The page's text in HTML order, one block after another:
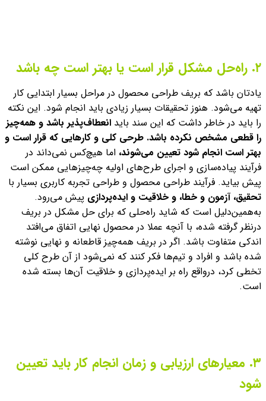
۲. راه‌حل مشکل قرار است یا بهتر است چه باشد
یادتان باشد که بریف طراحی محصول در مراحل بسیار ابتدایی کار
تهیه می‌شود. هنوز تحقیقات بسیار زیادی باید انجام شود. این نکته
را باید در خاطر داشت که این سند باید انعطاف‌پذیر باشد و همه‌چیز
را قطعی مشخص نکرده باشد. طرحی کلی و کارهایی که قرار است و
بهتر است انجام شود تعیین می‌شوند، اما هیچ‌کس نمی‌داند در
فرآیند پیاده‌سازی و اجرای طرح‌های اولیه چه‌چیزهایی ممکن است
پیش بیاید. فرآیند طراحی محصول و طراحی تجربه کاربری بسیار با
تحقیق، آزمون و خطا، و خلاقیت و ایده‌پردازی پیش می‌رود.
به‌همین‌دلیل است که شاید راه‌حلی که برای حل مشکل در بریف
درنظر گرفته شده، با آنچه عملا در محصول نهایی اتفاق می‌افتد
اندکی متفاوت باشد. اگر در بریف همه‌چیز قاطعانه و نهایی نوشته
شده باشد و افراد و تیم‌ها فکر کنند که نمی‌شود از آن طرح کلی
تخطی کرد، درواقع راه بر ایده‌پردازی و خلاقیت آن‌ها بسته شده
است.
۳. معیارهای ارزیابی و زمان انجام کار باید تعیین
شود